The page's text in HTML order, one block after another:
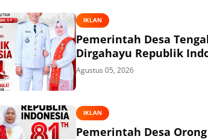
IKLAN
Pemerintah Desa
Dirgahayu Republik
Agustus 05, 2026
IKLAN
Pemerintah Desa